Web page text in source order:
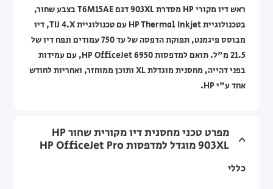
ראש דיו מקורי HP מסדרת 903XL דגם T6M15AE בצבע שחור,
בטכנולוגיית HP Thermal Inkjet עם טכנולוגיית TIJ 4.X, דיו
מבוסס פיגמנט, תפוקת הדפסה של עד 750 עמודים ונפח דיו של
21.5 מ"ל. תואם למדפסות HP OfficeJet 6950, עם עמידות
בפני דהייה, מחסנית מוגדלת XL ותוכן ממוחזר, ואחריות לחודש
אחד ע"י HP.
מפרט טכני מחסנית דיו מקורית שחור HP
903XL מוגדל למדפסות HP OfficeJet Pro
כללי